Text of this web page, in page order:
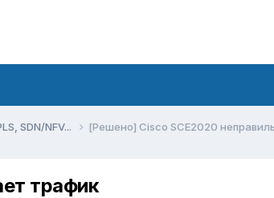
SDN/NFV... [Решено] Cisco SCE2020
трафик